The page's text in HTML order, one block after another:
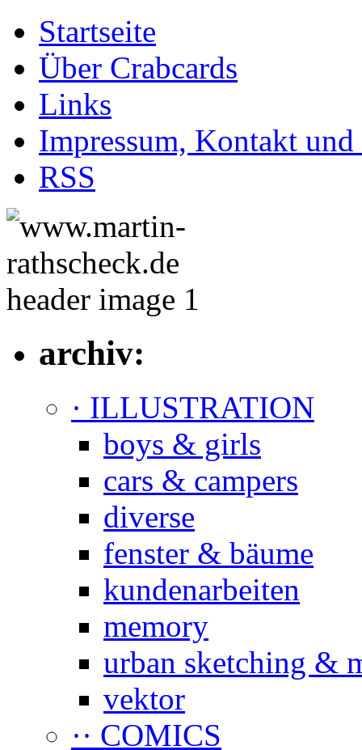
Startseite
Über Crabcards
Links
Impressum, Kontakt und
RSS
archiv:
· ILLUSTRATION
boys & girls
cars & campers
diverse
fenster & bäume
kundenarbeiten
memory
urban sketching &
vektor
·· COMICS